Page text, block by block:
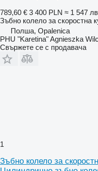
789,60 € 3 400 PLN ≈ 1 547
Зъбно колело за скоростна
Полша, Opalenica
PHU "Karetina" Agnieszka
Свържете се с продавача
1
Зъбно колело за